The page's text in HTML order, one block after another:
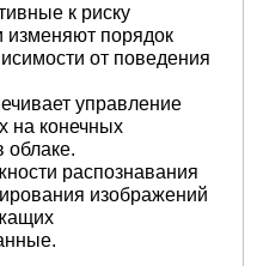
к риску
изменяют порядок
от поведения
управление
на конечных
облаке.
распознавания
изображений